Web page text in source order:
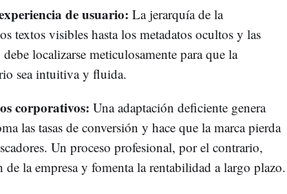
de usuario: La jerarquía de la
textos visibles hasta los metadatos ocultos y las
localizarse meticulosamente para que la
sea intuitiva y fluida.
corporativos: Una adaptación deficiente genera
las tasas de conversión y hace que la marca pierda
Un proceso profesional, por el contrario,
de la empresa y fomenta la rentabilidad a largo plazo.